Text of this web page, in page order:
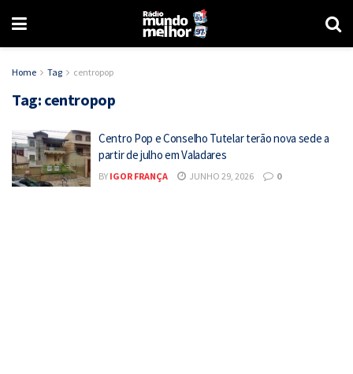
Home Tag centropop
Tag: centropop
Centro Pop e Conselho Tutelar terão nova sede a
partir de julho em Valadares
BY IGOR FRANÇA JUNHO 29, 2026 0